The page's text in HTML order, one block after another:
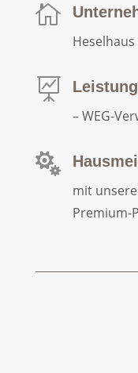


– WEG-

mit
Premium-